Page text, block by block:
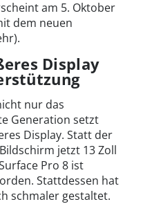
am 5. Oktober
dem neuen
Display
nur das
Generation setzt
Display. Statt der
jetzt 13 Zoll
Pro 8 ist
Stattdessen hat
schmaler gestaltet.